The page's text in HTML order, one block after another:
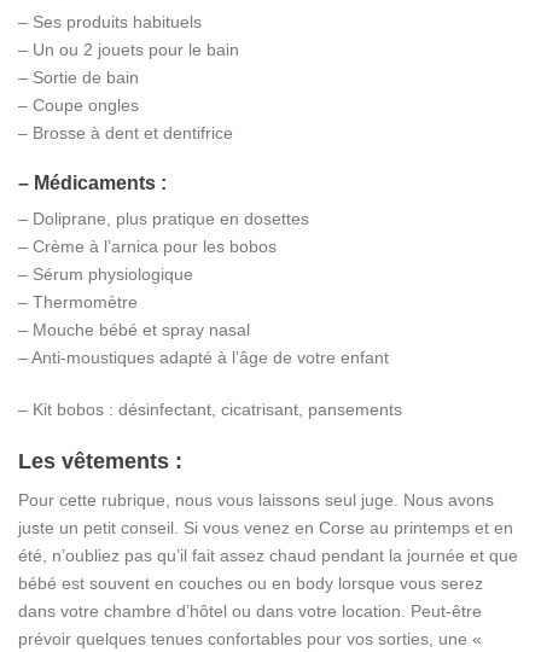
– Ses produits habituels
– Un ou 2 jouets pour le bain
– Sortie de bain
– Coupe ongles
– Brosse à dent et dentifrice
– Médicaments :
– Doliprane, plus pratique en dosettes
– Crème à l’arnica pour les bobos
– Sérum physiologique
– Thermomètre
– Mouche bébé et spray nasal
– Anti-moustiques adapté à l’âge de votre enfant
– Kit bobos : désinfectant, cicatrisant, pansements
Les vêtements :
Pour cette rubrique, nous vous laissons seul juge. Nous avons
juste un petit conseil. Si vous venez en Corse au printemps et en
été, n’oubliez pas qu’il fait assez chaud pendant la journée et que
bébé est souvent en couches ou en body lorsque vous serez
dans votre chambre d’hôtel ou dans votre location. Peut-être
prévoir quelques tenues confortables pour vos sorties, une «